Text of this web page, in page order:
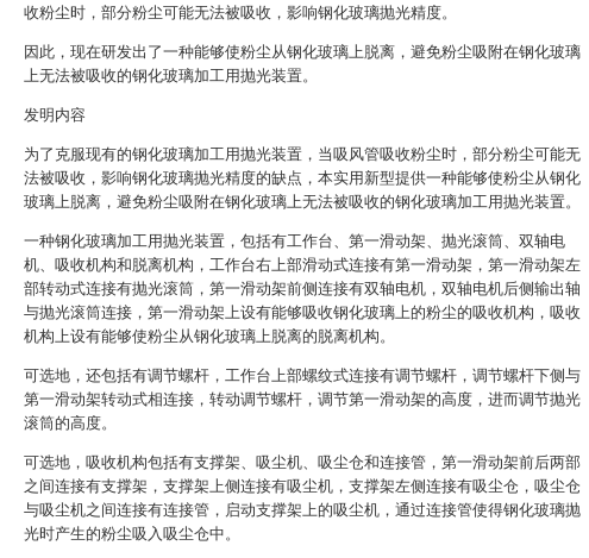
收粉尘时，部分粉尘可能无法被吸收，影响钢化玻璃抛光精度。
因此，现在研发出了一种能够使粉尘从钢化玻璃上脱离，避免粉尘吸附在钢化玻璃
上无法被吸收的钢化玻璃加工用抛光装置。
发明内容
为了克服现有的钢化玻璃加工用抛光装置，当吸风管吸收粉尘时，部分粉尘可能无
法被吸收，影响钢化玻璃抛光精度的缺点，本实用新型提供一种能够使粉尘从钢化
玻璃上脱离，避免粉尘吸附在钢化玻璃上无法被吸收的钢化玻璃加工用抛光装置。
一种钢化玻璃加工用抛光装置，包括有工作台、第一滑动架、抛光滚筒、双轴电
机、吸收机构和脱离机构，工作台右上部滑动式连接有第一滑动架，第一滑动架左
部转动式连接有抛光滚筒，第一滑动架前侧连接有双轴电机，双轴电机后侧输出轴
与抛光滚筒连接，第一滑动架上设有能够吸收钢化玻璃上的粉尘的吸收机构，吸收
机构上设有能够使粉尘从钢化玻璃上脱离的脱离机构。
可选地，还包括有调节螺杆，工作台上部螺纹式连接有调节螺杆，调节螺杆下侧与
第一滑动架转动式相连接，转动调节螺杆，调节第一滑动架的高度，进而调节抛光
滚筒的高度。
可选地，吸收机构包括有支撑架、吸尘机、吸尘仓和连接管，第一滑动架前后两部
之间连接有支撑架，支撑架上侧连接有吸尘机，支撑架左侧连接有吸尘仓，吸尘仓
与吸尘机之间连接有连接管，启动支撑架上的吸尘机，通过连接管使得钢化玻璃抛
光时产生的粉尘吸入吸尘仓中。